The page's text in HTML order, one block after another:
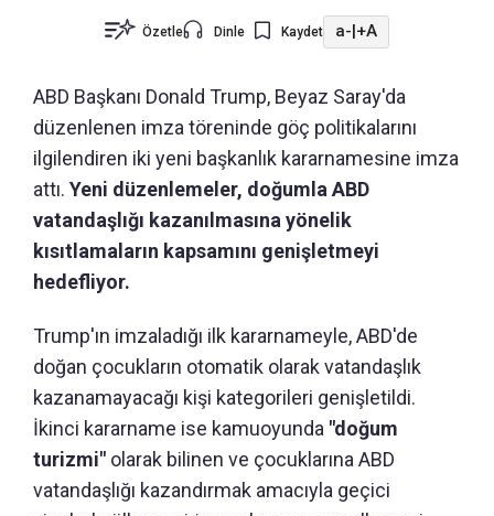
Özetle Dinle Kaydet a-|+A
ABD Başkanı Donald Trump, Beyaz Saray'da
düzenlenen imza töreninde göç politikalarını
ilgilendiren iki yeni başkanlık kararnamesine imza
attı. Yeni düzenlemeler, doğumla ABD
vatandaşlığı kazanılmasına yönelik
kısıtlamaların kapsamını genişletmeyi
hedefliyor.
Trump'ın imzaladığı ilk kararnameyle, ABD'de
doğan çocukların otomatik olarak vatandaşlık
kazanamayacağı kişi kategorileri genişletildi.
İkinci kararname ise kamuoyunda "doğum
turizmi" olarak bilinen ve çocuklarına ABD
vatandaşlığı kazandırmak amacıyla geçici